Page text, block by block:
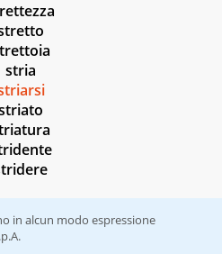
stria
in alcun modo espressione